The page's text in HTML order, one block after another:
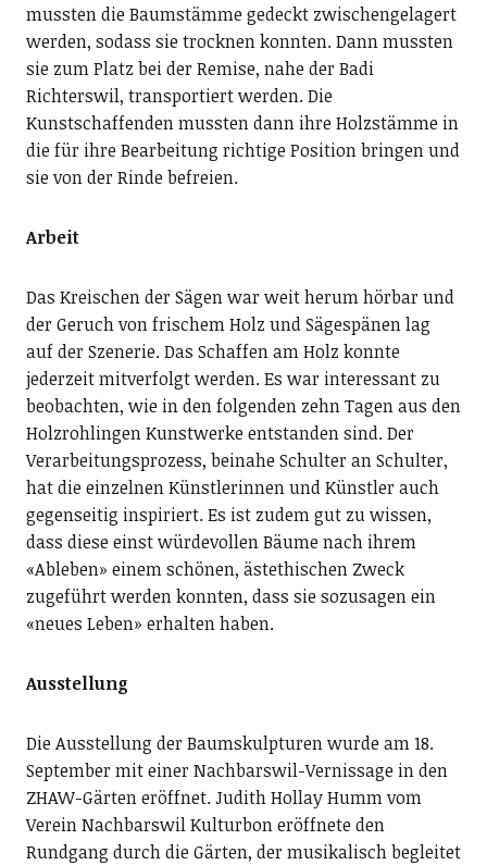
mussten die Baumstämme gedeckt zwischengelagert
werden, sodass sie trocknen konnten. Dann mussten
sie zum Platz bei der Remise, nahe der Badi
Richterswil, transportiert werden. Die
Kunstschaffenden mussten dann ihre Holzstämme in
die für ihre Bearbeitung richtige Position bringen und
sie von der Rinde befreien.
Arbeit
Das Kreischen der Sägen war weit herum hörbar und
der Geruch von frischem Holz und Sägespänen lag
auf der Szenerie. Das Schaffen am Holz konnte
jederzeit mitverfolgt werden. Es war interessant zu
beobachten, wie in den folgenden zehn Tagen aus den
Holzrohlingen Kunstwerke entstanden sind. Der
Verarbeitungsprozess, beinahe Schulter an Schulter,
hat die einzelnen Künstlerinnen und Künstler auch
gegenseitig inspiriert. Es ist zudem gut zu wissen,
dass diese einst würdevollen Bäume nach ihrem
«Ableben» einem schönen, ästethischen Zweck
zugeführt werden konnten, dass sie sozusagen ein
«neues Leben» erhalten haben.
Ausstellung
Die Ausstellung der Baumskulpturen wurde am 18.
September mit einer Nachbarswil-Vernissage in den
ZHAW-Gärten eröffnet. Judith Hollay Humm vom
Verein Nachbarswil Kulturbon eröffnete den
Rundgang durch die Gärten, der musikalisch begleitet